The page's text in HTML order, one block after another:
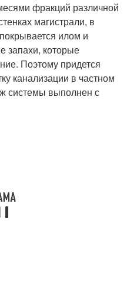
фракций различной
магистрали, в
илом и
запахи, которые
Поэтому придется
канализации в частном
системы выполнен с